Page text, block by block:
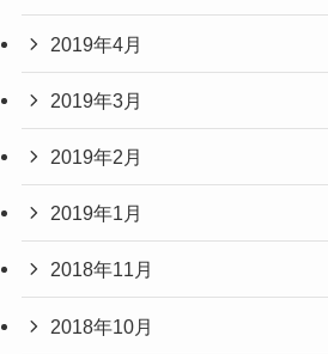
2019年4月
2019年3月
2019年2月
2019年1月
2018年11月
2018年10月